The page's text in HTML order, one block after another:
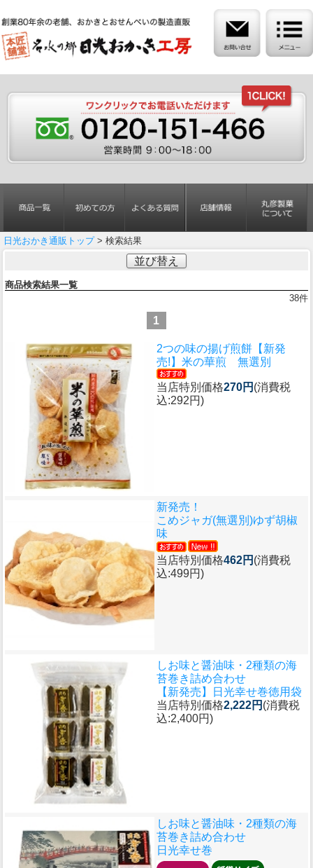
日光おかき通販トップ> 検索結果
並び替え
商品検索結果一覧
38件
1
2つの味の揚げ煎餅 【新発
売!】米の華煎 無選別
当店特別価格270円 (消費税
込:292円)
新発売！
こめジャガ(無選別)ゆず胡椒
味
当店特別価格462円 (消費税
込:499円)
しお味と醤油味・2種類の海
苔巻き詰め合わせ
【新発売】日光幸せ巻徳用袋
当店特別価格2,222円 (消費税
込:2,400円)
しお味と醤油味・2種類の海
苔巻き詰め合わせ
日光幸せ巻